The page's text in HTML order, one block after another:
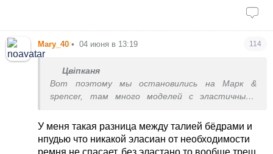
Mary_40 • 04 июня в 13:19 114
Цвіпканя
Вот поэтому мы остановились на Марк &
spencer, там много моделей с эластичными
сели на талию. Там есть несколько моделей
брюк из плотного трикотажа, который
выглядит как костюмная ткань. Я сама их ношу
У меня такая разница между талией бёдрами и
нпудью что никакой эласиан от необходимости
ремня не спасает, без эластано то вообще треш